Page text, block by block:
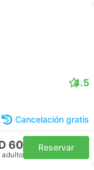
4.5
Cancelación gratis
60
adulto
Reservar